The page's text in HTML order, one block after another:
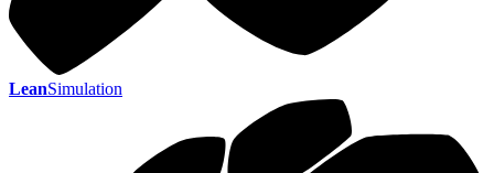
LeanSimulation